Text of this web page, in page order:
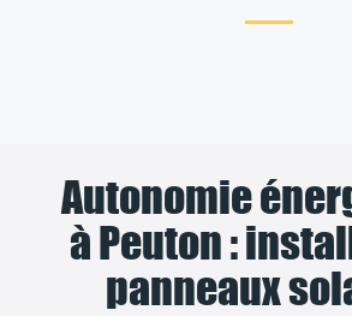
Autonomie
à Peuton :
panneaux